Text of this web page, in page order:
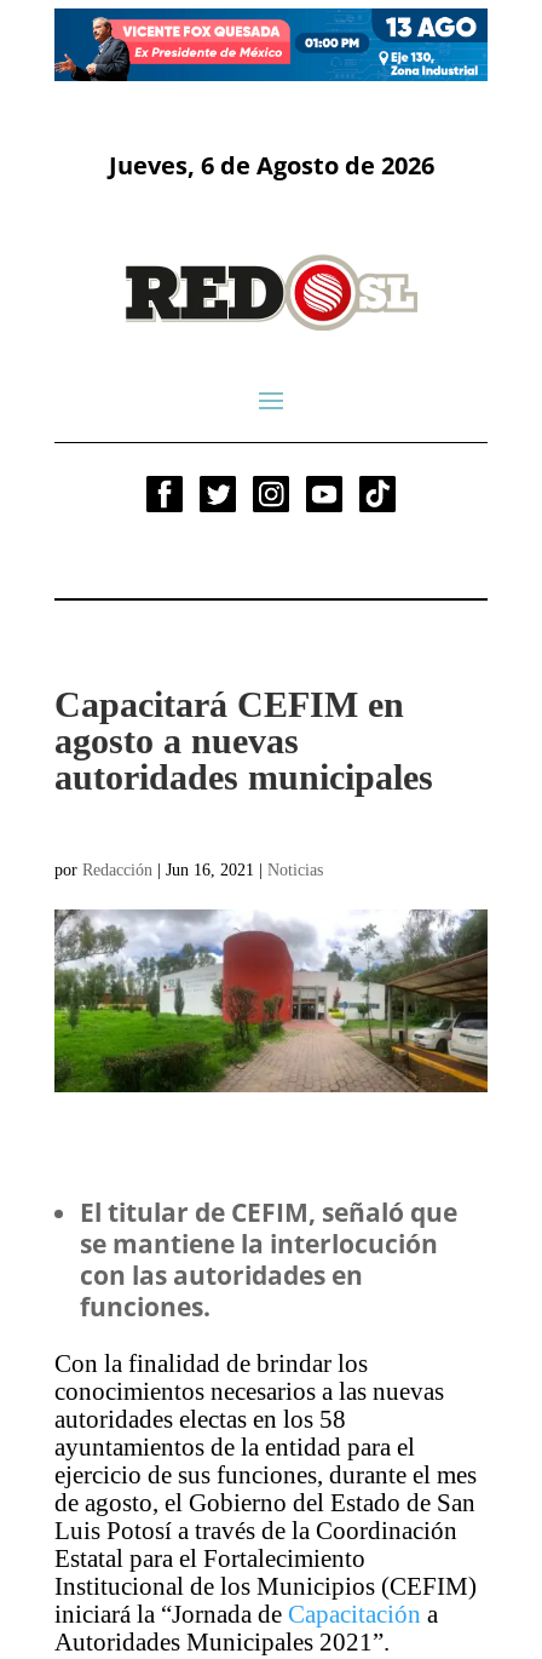
Jueves, 6 de Agosto de 2026
Capacitará CEFIM en
agosto a nuevas
autoridades municipales
por Redacción | Jun 16, 2021 | Noticias
El titular de CEFIM, señaló que
se mantiene la interlocución
con las autoridades en
funciones.
Con la finalidad de brindar los
conocimientos necesarios a las nuevas
autoridades electas en los 58
ayuntamientos de la entidad para el
ejercicio de sus funciones, durante el mes
de agosto, el Gobierno del Estado de San
Luis Potosí a través de la Coordinación
Estatal para el Fortalecimiento
Institucional de los Municipios (CEFIM)
iniciará la “Jornada de Capacitación a
Autoridades Municipales 2021”.